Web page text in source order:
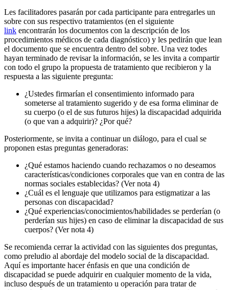
Les facilitadores pasarán por cada participante para entregarles un
sobre con sus respectivo tratamientos (en el siguiente
link encontrarán los documentos con la descripción de los
procedimientos médicos de cada diagnóstico) y les pedirán que lean
el documento que se encuentra dentro del sobre. Una vez todes
hayan terminado de revisar la información, se les invita a compartir
con todo el grupo la propuesta de tratamiento que recibieron y la
respuesta a las siguiente pregunta:
¿Ustedes firmarían el consentimiento informado para
someterse al tratamiento sugerido y de esa forma eliminar de
su cuerpo (o el de sus futuros hijes) la discapacidad adquirida
(o que van a adquirir)? ¿Por qué?
Posteriormente, se invita a continuar un diálogo, para el cual se
proponen estas preguntas generadoras:
¿Qué estamos haciendo cuando rechazamos o no deseamos
características/condiciones corporales que van en contra de las
normas sociales establecidas? (Ver nota 4)
¿Cuál es el lenguaje que utilizamos para estigmatizar a las
personas con discapacidad?
¿Qué experiencias/conocimientos/habilidades se perderían (o
perderían sus hijes) en caso de eliminar la discapacidad de sus
cuerpos? (Ver nota 4)
Se recomienda cerrar la actividad con las siguientes dos preguntas,
como preludio al abordaje del modelo social de la discapacidad.
Aquí es importante hacer énfasis en que una condición de
discapacidad se puede adquirir en cualquier momento de la vida,
incluso después de un tratamiento u operación para tratar de